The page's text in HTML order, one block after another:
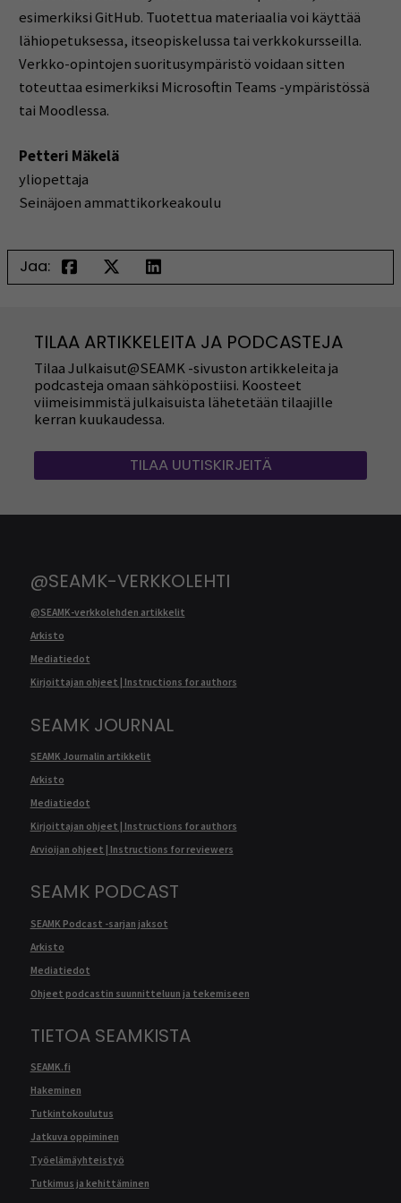
esimerkiksi GitHub. Tuotettua materiaalia voi käyttää
lähiopetuksessa, itseopiskelussa tai verkkokursseilla.
Verkko-opintojen suoritusympäristö voidaan sitten
toteuttaa esimerkiksi Microsoftin Teams -ympäristössä
tai Moodlessa.
Petteri Mäkelä
yliopettaja
Seinäjoen ammattikorkeakoulu
Jaa:
TILAA ARTIKKELEITA JA PODCASTEJA
Tilaa Julkaisut@SEAMK -sivuston artikkeleita ja
podcasteja omaan sähköpostiisi. Koosteet
viimeisimmistä julkaisuista lähetetään tilaajille
kerran kuukaudessa.
TILAA UUTISKIRJEITÄ
@SEAMK-VERKKOLEHTI
@SEAMK-verkkolehden artikkelit
Arkisto
Mediatiedot
Kirjoittajan ohjeet | Instructions for authors
SEAMK JOURNAL
SEAMK Journalin artikkelit
Arkisto
Mediatiedot
Kirjoittajan ohjeet | Instructions for authors
Arvioijan ohjeet | Instructions for reviewers
SEAMK PODCAST
SEAMK Podcast -sarjan jaksot
Arkisto
Mediatiedot
Ohjeet podcastin suunnitteluun ja tekemiseen
TIETOA SEAMKISTA
SEAMK.fi
Hakeminen
Tutkintokoulutus
Jatkuva oppiminen
Työelämäyhteistyö
Tutkimus ja kehittäminen